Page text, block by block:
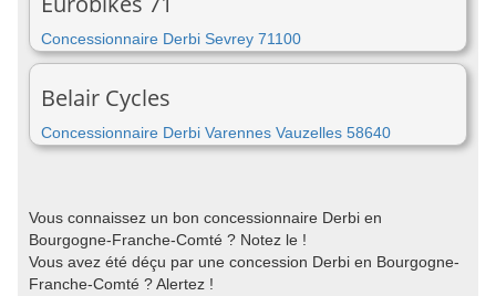
Concessionnaire Derbi Sevrey 71100
Belair Cycles
Concessionnaire Derbi Varennes Vauzelles 58640
Vous connaissez un bon concessionnaire Derbi en
Bourgogne-Franche-Comté ? Notez le !
Vous avez été déçu par une concession Derbi en Bourgogne-
Franche-Comté ? Alertez !